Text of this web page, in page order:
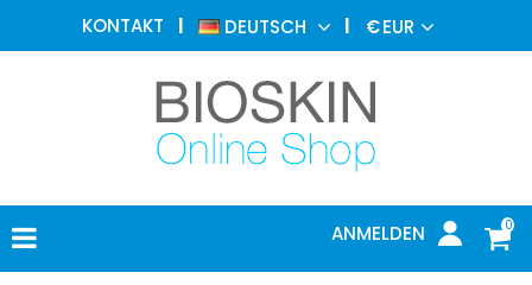
KONTAKT DEUTSCH €EUR
0
ANMELDEN
ÄSTHETISCHE
MEDIZIN
DERMATOLOGIE
PHOTOTHERAPIE
MEDIZINISCH